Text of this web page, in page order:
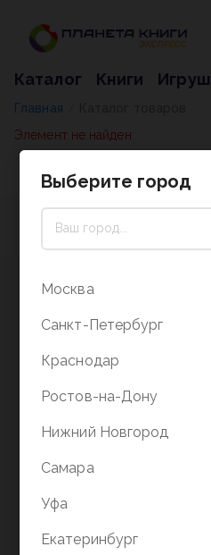
Каталог Книги
Главная
Элемент не найден
в
Политика
Выберите город
Москва
Санкт-Петербург
Краснодар
Ростов-на-Дону
Нижний Новгород
Самара
Уфа
Екатеринбург